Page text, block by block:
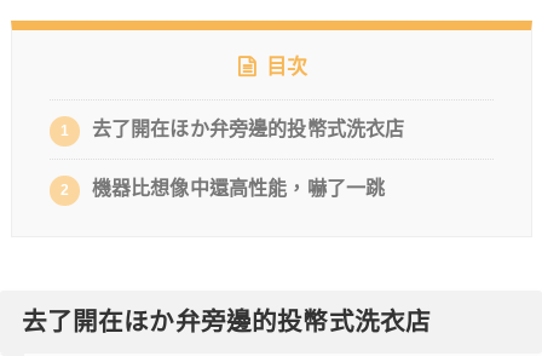
目次
1 去了開在ほか弁旁邊的投幣式洗衣店
2 機器比想像中還高性能，嚇了一跳
去了開在ほか弁旁邊的投幣式洗衣店